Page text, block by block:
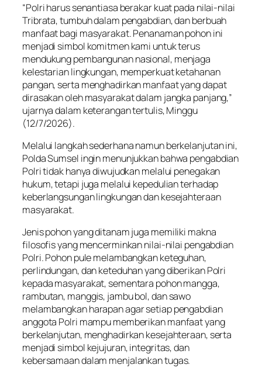
“Polri harus senantiasa berakar kuat pada nilai-nilai
Tribrata, tumbuh dalam pengabdian, dan berbuah
manfaat bagi masyarakat. Penanaman pohon ini
menjadi simbol komitmen kami untuk terus
mendukung pembangunan nasional, menjaga
kelestarian lingkungan, memperkuat ketahanan
pangan, serta menghadirkan manfaat yang dapat
dirasakan oleh masyarakat dalam jangka panjang,”
ujarnya dalam keterangan tertulis, Minggu
(12/7/2026).
Melalui langkah sederhana namun berkelanjutan ini,
Polda Sumsel ingin menunjukkan bahwa pengabdian
Polri tidak hanya diwujudkan melalui penegakan
hukum, tetapi juga melalui kepedulian terhadap
keberlangsungan lingkungan dan kesejahteraan
masyarakat.
Jenis pohon yang ditanam juga memiliki makna
filosofis yang mencerminkan nilai-nilai pengabdian
Polri. Pohon pule melambangkan keteguhan,
perlindungan, dan keteduhan yang diberikan Polri
kepada masyarakat, sementara pohon mangga,
rambutan, manggis, jambu bol, dan sawo
melambangkan harapan agar setiap pengabdian
anggota Polri mampu memberikan manfaat yang
berkelanjutan, menghadirkan kesejahteraan, serta
menjadi simbol kejujuran, integritas, dan
kebersamaan dalam menjalankan tugas.